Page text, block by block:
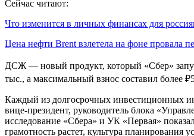
Сейчас читают:
Что изменится в личных финансах для
Цена нефти Brent взлетела на фоне провала
ДСЖ — новый продукт, который «Сбер»
тыс., а максимальный взнос составил более
Каждый из долгосрочных инвестиционных
вице-президент, руководитель блока
исследование «Сбера» и УК «Первая»
грамотность растет, культура